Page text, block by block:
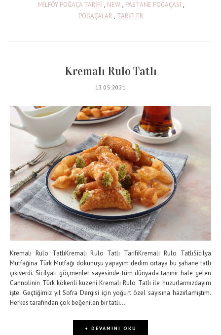
MİLFÖY POĞAÇA TARİFİ , NEW , PASTANE POĞAÇASI ,
POĞAÇALAR , TARİFLER
Kremalı Rulo Tatlı
13.05.2021
Kremalı Rulo TatlıKremalı Rulo Tatlı TarifiKremalı Rulo TatlıSicilya
Mutfağına Türk Mutfağı dokunuşu yapayım dedim ortaya bu şahane tatlı
çıkıverdi. Sicilyalı göçmenler sayesinde tüm dünyada tanınır hale gelen
Cannolinin Türk kökenli kuzeni Kremalı Rulo Tatlı ile huzurlarınızdayım
işte. Geçtiğimiz yıl Sofra Dergisi için yoğurt özel sayısına hazırlamıştım.
Herkes tarafından çok beğenilen bir tatlı...
+ DEVAMINI OKU